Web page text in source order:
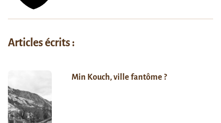
Articles écrits :
Min Kouch, ville fantôme ?